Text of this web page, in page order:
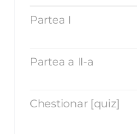
Partea I
Partea a II-a
Chestionar [quiz]